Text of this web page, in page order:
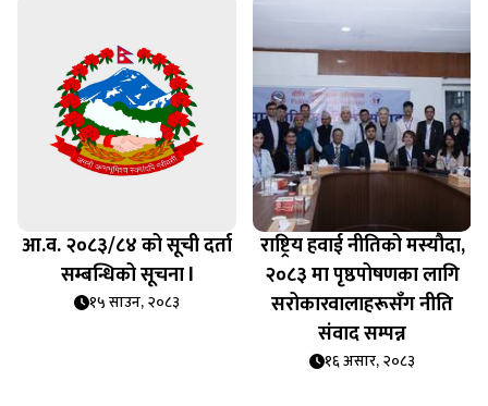
आ.व. २०८३/८४ को सूची दर्ता
सम्बन्धिको सूचना l
१५ साउन, २०८३
राष्ट्रिय हवाई नीतिको मस्यौदा,
२०८३ मा पृष्ठपोषणका लागि
सरोकारवालाहरूसँग नीति
संवाद सम्पन्न
१६ असार, २०८३